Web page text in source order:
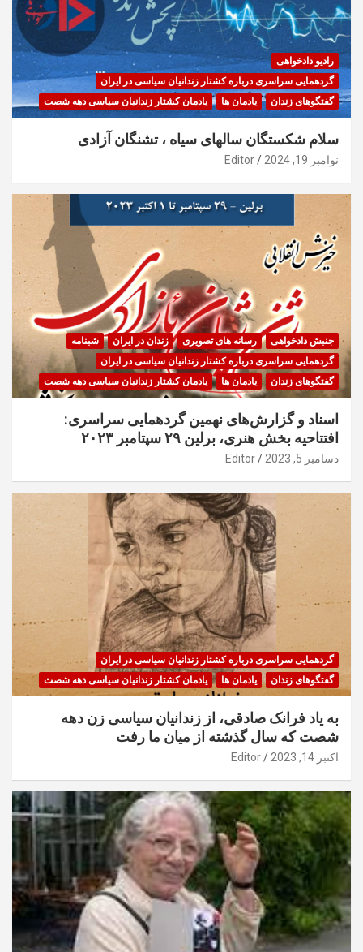
رادیو دادخواهی
گردهمایی سراسری درباره کشتار زندانیان سیاسی در ایران
گفتگوهای زندان
یادمان ها یادمان کشتار زندانیان سیاسی دهه شصت
سلام شکستگان سالهای سیاه ، تشنگان آزادی
نوامبر 19, 2024 Editor
جنبش دادخواهی رسانه های تصویری زندان در ایران
شبنامه
گردهمایی سراسری درباره کشتار زندانیان سیاسی در ایران
گفتگوهای زندان
یادمان ها یادمان کشتار زندانیان سیاسی دهه شصت
اسناد و گزارش‌های نهمین گردهمایی سراسری:
افتتاحیه بخش هنری، برلین ۲۹ سپتامبر ۲۰۲۳
دسامبر 5, 2023 Editor
گردهمایی سراسری درباره کشتار زندانیان سیاسی در ایران
گفتگوهای زندان
یادمان ها یادمان کشتار زندانیان سیاسی دهه شصت
به یاد فرانک صادقی، از زندانیان سیاسی زن دهه
شصت که سال گذشته از میان ما رفت
اکتبر 14, 2023 Editor